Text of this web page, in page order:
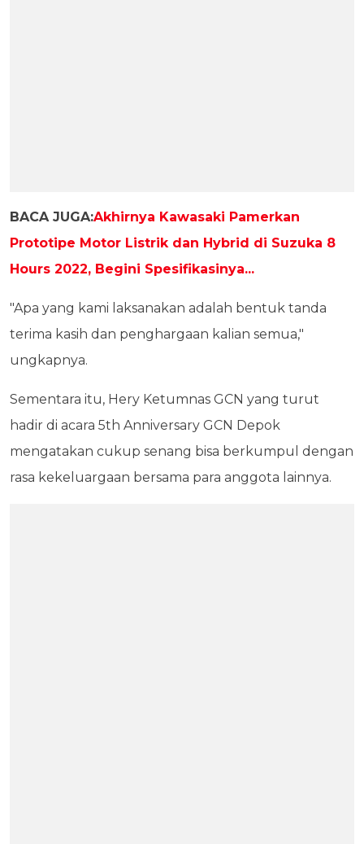
BACA JUGA:Akhirnya Kawasaki Pamerkan
Prototipe Motor Listrik dan Hybrid di Suzuka 8
Hours 2022, Begini Spesifikasinya...
"Apa yang kami laksanakan adalah bentuk tanda
terima kasih dan penghargaan kalian semua,"
ungkapnya.
Sementara itu, Hery Ketumnas GCN yang turut
hadir di acara 5th Anniversary GCN Depok
mengatakan cukup senang bisa berkumpul dengan
rasa kekeluargaan bersama para anggota lainnya.